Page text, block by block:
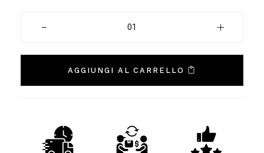
AGGIUNGI AL CARRELLO